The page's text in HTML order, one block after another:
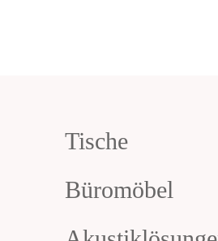
Tische
Büromöbel